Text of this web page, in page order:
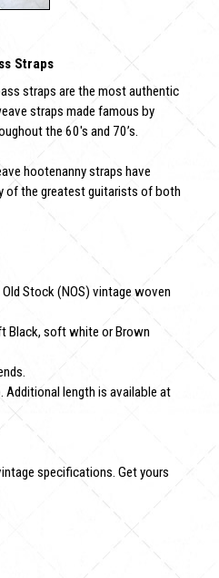
Straps
straps are the most authentic
straps made famous by
the 60's and 70’s.
hootenanny straps have
of the greatest guitarists of both
Stock (NOS) vintage woven
Black, soft white or Brown
length is available at
specifications. Get yours